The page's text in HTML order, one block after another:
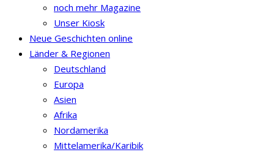
noch mehr Magazine
Unser Kiosk
Neue Geschichten online
Länder & Regionen
Deutschland
Europa
Asien
Afrika
Nordamerika
Mittelamerika/Karibik